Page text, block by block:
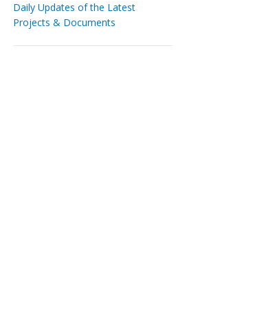
Daily Updates of the Latest
Projects & Documents